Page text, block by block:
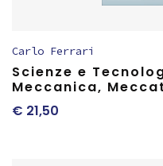
Carlo Ferrari
Scienze e
Meccanica,
€ 21,50